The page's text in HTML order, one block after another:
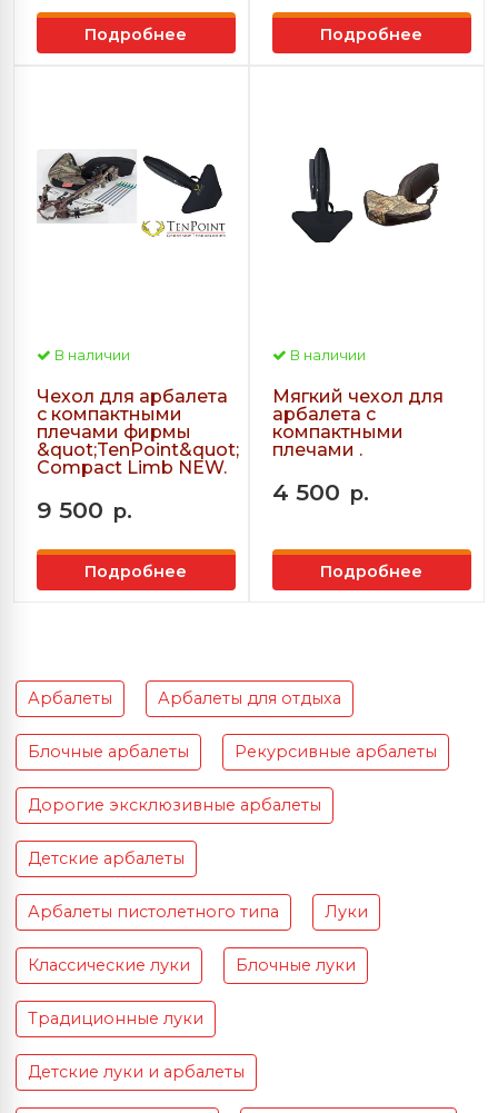
Подробнее Подробнее
В наличии
Чехол для арбалета
с компактными
плечами фирмы
&quot;TenPoint&quot;
Compact Limb NEW.
9 500 р.
Подробнее
В наличии
Мягкий чехол для
арбалета с
компактными
плечами .
4 500 р.
Подробнее
Арбалеты Арбалеты для отдыха
Блочные арбалеты Рекурсивные арбалеты
Дорогие эксклюзивные арбалеты
Детские арбалеты
Арбалеты пистолетного типа Луки
Классические луки Блочные луки
Традиционные луки
Детские луки и арбалеты